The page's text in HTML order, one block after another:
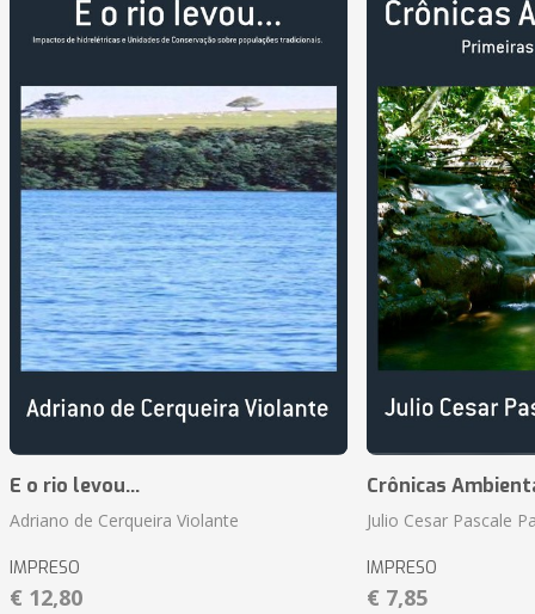
E o rio levou...
Adriano de Cerqueira Violante
IMPRESO
€ 12,80
Crônicas
Julio Cesar Pascale
IMPRESO
€ 7,85